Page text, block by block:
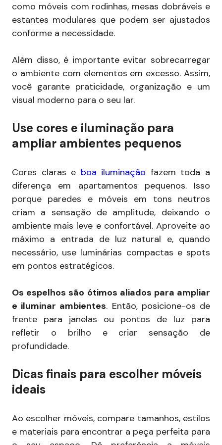
como móveis com rodinhas, mesas dobráveis e
estantes modulares que podem ser ajustados
conforme a necessidade.
Além disso, é importante evitar sobrecarregar
o ambiente com elementos em excesso. Assim,
você garante praticidade, organização e um
visual moderno para o seu lar.
Use cores e iluminação para
ampliar ambientes pequenos
Cores claras e boa iluminação fazem toda a
diferença em apartamentos pequenos. Isso
porque paredes e móveis em tons neutros
criam a sensação de amplitude, deixando o
ambiente mais leve e confortável. Aproveite ao
máximo a entrada de luz natural e, quando
necessário, use luminárias compactas e spots
em pontos estratégicos.
Os espelhos são ótimos aliados para ampliar
e iluminar ambientes. Então, posicione-os de
frente para janelas ou pontos de luz para
refletir o brilho e criar sensação de
profundidade.
Dicas finais para escolher móveis
ideais
Ao escolher móveis, compare tamanhos, estilos
e materiais para encontrar a peça perfeita para